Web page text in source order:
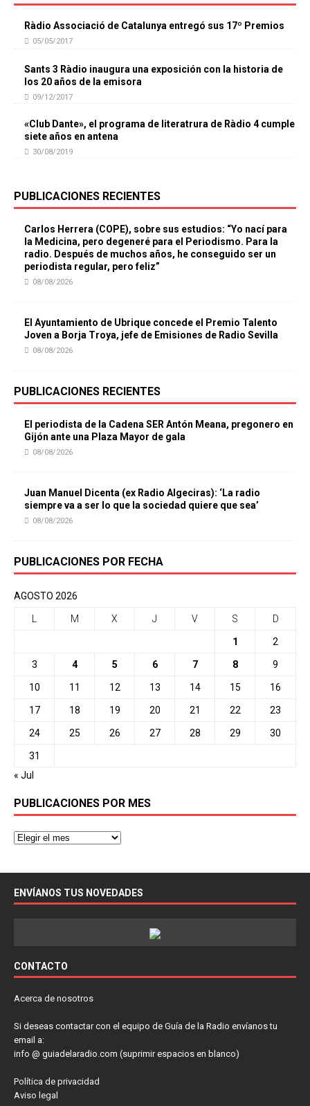
Ràdio Associació de Catalunya entregó sus 17º Premios
05/05/2017
Sants 3 Ràdio inaugura una exposición con la historia de
los 20 años de la emisora
09/12/2017
«Club Dante», el programa de literatrura de Ràdio 4 cumple
siete años en antena
30/08/2019
PUBLICACIONES RECIENTES
Carlos Herrera (COPE), sobre sus estudios: “Yo nací para
la Medicina, pero degeneré para el Periodismo. Para la
radio. Después de muchos años, he conseguido ser un
periodista regular, pero feliz”
08/08/2026
El Ayuntamiento de Ubrique concede el Premio Talento
Joven a Borja Troya, jefe de Emisiones de Radio Sevilla
08/08/2026
PUBLICACIONES RECIENTES
El periodista de la Cadena SER Antón Meana, pregonero en
Gijón ante una Plaza Mayor de gala
08/08/2026
Juan Manuel Dicenta (ex Radio Algeciras): ‘La radio
siempre va a ser lo que la sociedad quiere que sea’
08/08/2026
PUBLICACIONES POR FECHA
AGOSTO 2026
M X J V S D
1 2
3 4 5 6 7 8 9
10 11 12 13 14 15 16
17 18 19 20 21 22 23
24 25 26 27 28 29 30
31
« Jul
PUBLICACIONES POR MES
ENVÍANOS TUS NOVEDADES
CONTACTO
Acerca de nosotros
Si deseas contactar con el equipo de Guía de la Radio envíanos tu
email a:
info @ guiadelaradio.com (suprimir espacios en blanco)
Política de privacidad
Aviso legal